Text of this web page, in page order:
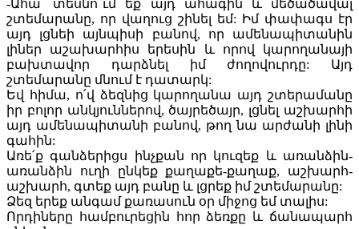
-Ահա՛ տեսնո՞ւմ եք այդ ահագին և մեծածավալ
շտեմարանը, որ վաղուց շինել եմ: Իմ փափագս էր
այդ լցնեի այնպիսի բանով, որ ամենապիտանին
լիներ աշախարհիս երեսին և որով կարողանայի
բախտավոր դարձնել իմ ժողովուրդը: Այդ
շտեմարանը մնում է դատարկ:
Եվ հիմա, ո՛վ ձեզնից կարողանա այդ շտերամանը
իր բոլոր անկյուններով, ծայրեծայր, լցնել աշխարհի
այդ ամենապիտանի բանով, թող նա արժանի լինի
գահին:
Առե՛ք գանձերիցս ինչքան որ կուզեք և առանձին-
առանձին ուղի ընկեք քաղաքե-քաղաք, աշխարհ-
աշխարհ, գտեք այդ բանը և լցրեք իմ շտեմարանը:
Ձեզ երեք անգամ քառասուն օր միջոց եմ տալիս:
Որդիները համբուրեցին հոր ձեռքը և ճանապարհ